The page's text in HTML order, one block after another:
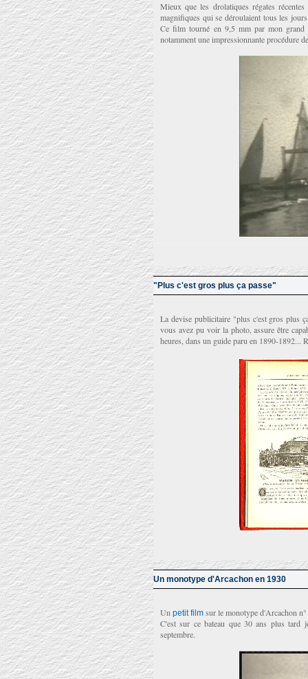
Mieux que les drolatiques régates
magnifiques qui se déroulaient tous les
Ce film tourné en 9,5 mm par mon grand
notamment une impressionnante procédure
"Plus c'est gros plus ça passe"
La devise publicitaire "plus c'est gros plus
vous avez pu voir la photo, assure être
heures, dans un guide paru en 1890-1892...
Un monotype d'Arcachon en 1930
Un petit film sur le monotype d'Arcachon
C'est sur ce bateau que 30 ans plus tard
septembre.